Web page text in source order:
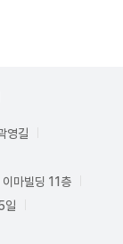
영길
마빌딩 11층
일